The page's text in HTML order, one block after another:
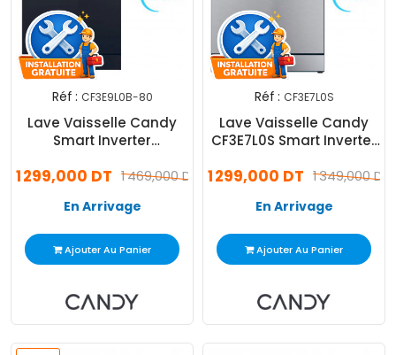
Réf : CF3E9L0B-80
Lave Vaisselle Candy
Smart Inverter
Noir 1 469,000 DT
1 299,000 DT
En Arrivage
Ajouter Au Panier
Réf : CF3E7L0S
Lave Vaisselle Candy
CF3E7L0S Smart Inverter
1 349,000 DT
1 299,000 DT
En Arrivage
Ajouter Au Panier